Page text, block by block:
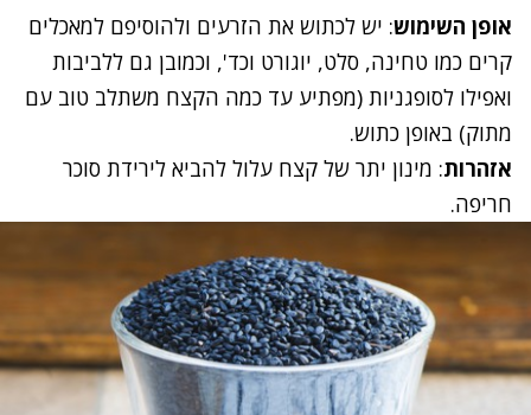
אופן השימוש: יש לכתוש את הזרעים ולהוסיפם למאכלים
קרים כמו טחינה, סלט, יוגורט וכד', וכמובן גם ללביבות
ואפילו לסופגניות (מפתיע עד כמה הקצח משתלב טוב עם
מתוק) באופן כתוש.
אזהרות: מינון יתר של קצח עלול להביא לירידת סוכר
חריפה.